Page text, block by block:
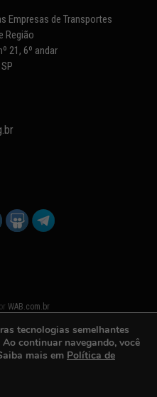
Empresas de Transportes
Região
21, 6º andar
WAB.com.br
tecnologias semelhantes
continuar navegando, você
mais em Política de